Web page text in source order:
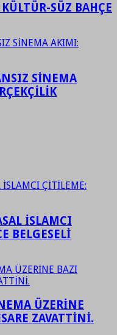
SÜZ BAHÇE
SİNEMA
İSLAMCI
BELGESELİ
ÜZERİNE
ZAVATTİNİ.